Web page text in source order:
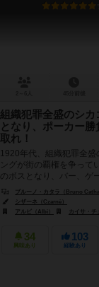
組織犯罪全盛のシ
となり、ポーカー
取れ！
1920年代、組織犯罪全
ングが街の覇権を争って
のボスとなり、バー、ゲ
ブ、レビューシアターな
ブルーノ・カタラ（Bruno
シザーネ（Czarnè）
アルビ（Albi）
カイサ・チェ
34
興味あり
103
経験あり